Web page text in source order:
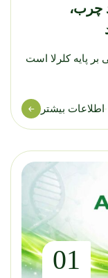
چرب،
پایه کلرلا است
اطلاعات بیشتر
01